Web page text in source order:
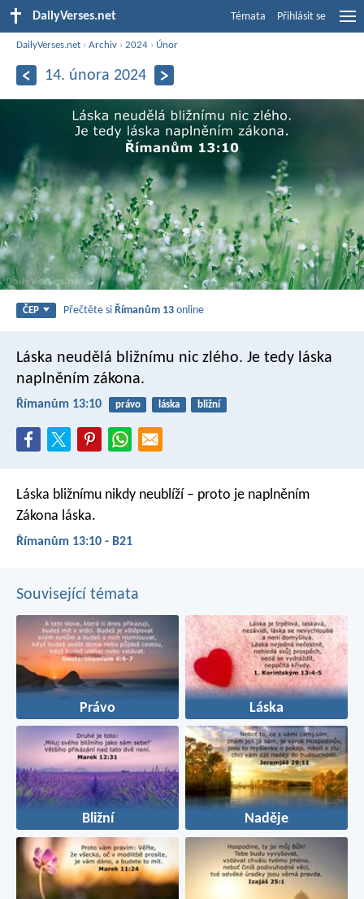
DailyVerses.net Témata Přihlásit se
DailyVerses.net ›Archiv ›2024 › Únor
14. února 2024
ČEP Přečtěte siŘímanům 13 online
Láska neudělá bližnímu nic zlého. Je tedy láska
naplněním zákona.
Římanům 13:10 právo láska bližní
Láska bližnímu nikdy neublíží – proto je naplněním
Zákona láska.
Římanům 13:10 - B21
Související témata
Právo Láska
Bližní Naděje